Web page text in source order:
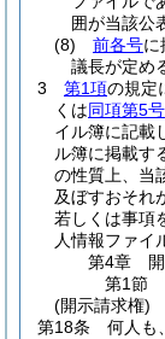
囲が当該公
(8)
前各号に
議長が定め
3
第1項の規定
くは同項第5号
イル簿に記載
ル簿に掲載す
の性質上、当
及ぼすおそれ
若しくは事項
人情報ファイ
第4章
第1節
(開示請求権)
第18条
何人も